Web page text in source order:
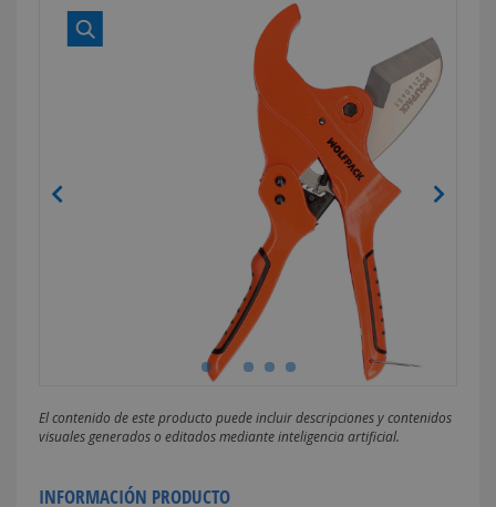
El contenido de este producto puede incluir descripciones y contenidos
visuales generados o editados mediante inteligencia artificial.
INFORMACIÓN PRODUCTO